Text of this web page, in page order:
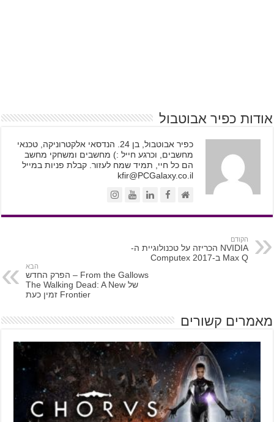
אודות כפיר אבוטבול
כפיר אבוטבול, בן 24. הנדסאי אלקטרוניקה, טכנאי
מחשבים, וכרגע חייל :) מחשבים ומשחקי מחשב
הם כל חיי, תמיד שמח לעזור. קבלת פניות במייל
kfir@PCGalaxy.co.il
הקודם
NVIDIA הכריזה על טכנולוגיית ה-
Max Q ב-Computex 2017
הבא
From the Gallows – הפרק החדש
של The Walking Dead: A New
Frontier זמין כעת
מאמרים קשורים